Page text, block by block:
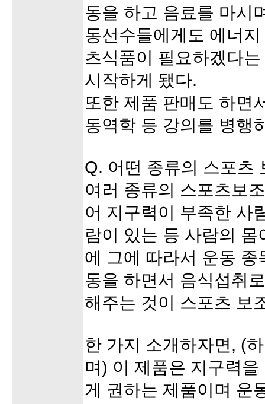
동을 하고 음료를 마시
동선수들에게도 에너
츠식품이 필요하겠다
시작하게 됐다.
또한 제품 판매도 하면
동역학 등 강의를 병행
Q. 어떤 종류의 스포츠
여러 종류의 스포츠보
어 지구력이 부족한 사
람이 있는 등 사람의
에 그에 따라서 운동
동을 하면서 음식섭취
해주는 것이 스포츠 보
한 가지 소개하자면, (
며) 이 제품은 지구력
게 권하는 제품이며 운